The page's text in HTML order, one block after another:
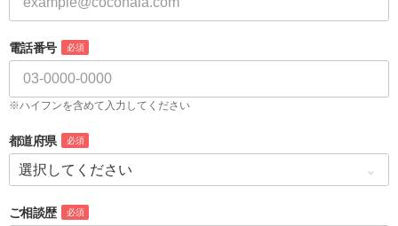
電話番号 必須
※ハイフンを含めて入力してください
都道府県 必須
ご相談歴 必須